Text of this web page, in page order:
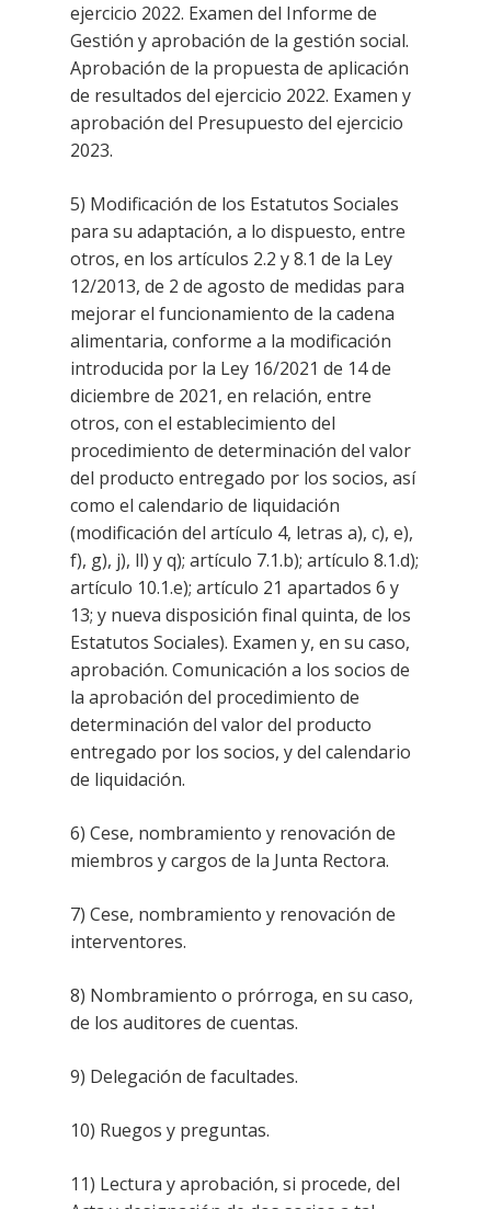
ejercicio 2022. Examen del Informe de
Gestión y aprobación de la gestión social.
Aprobación de la propuesta de aplicación
de resultados del ejercicio 2022. Examen y
aprobación del Presupuesto del ejercicio
2023.
5) Modificación de los Estatutos Sociales
para su adaptación, a lo dispuesto, entre
otros, en los artículos 2.2 y 8.1 de la Ley
12/2013, de 2 de agosto de medidas para
mejorar el funcionamiento de la cadena
alimentaria, conforme a la modificación
introducida por la Ley 16/2021 de 14 de
diciembre de 2021, en relación, entre
otros, con el establecimiento del
procedimiento de determinación del valor
del producto entregado por los socios, así
como el calendario de liquidación
(modificación del artículo 4, letras a), c), e),
f), g), j), ll) y q); artículo 7.1.b); artículo 8.1.d);
artículo 10.1.e); artículo 21 apartados 6 y
13; y nueva disposición final quinta, de los
Estatutos Sociales). Examen y, en su caso,
aprobación. Comunicación a los socios de
la aprobación del procedimiento de
determinación del valor del producto
entregado por los socios, y del calendario
de liquidación.
6) Cese, nombramiento y renovación de
miembros y cargos de la Junta Rectora.
7) Cese, nombramiento y renovación de
interventores.
8) Nombramiento o prórroga, en su caso,
de los auditores de cuentas.
9) Delegación de facultades.
10) Ruegos y preguntas.
11) Lectura y aprobación, si procede, del